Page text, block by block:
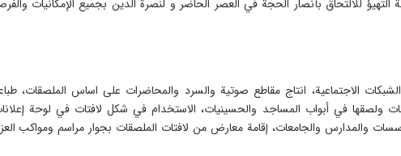
التهیؤ للالتحاق بأنصار الحجة في العصر الحاضر و لنصرة الدین بجمیع الإمکانیات
الاجتماعیة، انتاج مقاطع صوتیة والسرد والمحاضرات علی اساس الملصقات،
ولصقها في أبواب المساجد والحسینیات، الاستخدام في شکل لافتات في لوحة
والمدارس والجامعات، إقامة معارض من لافتات الملصقات بجوار مراسم ومواکب